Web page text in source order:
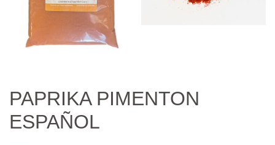
PAPRIKA PIMENTON
ESPAÑOL